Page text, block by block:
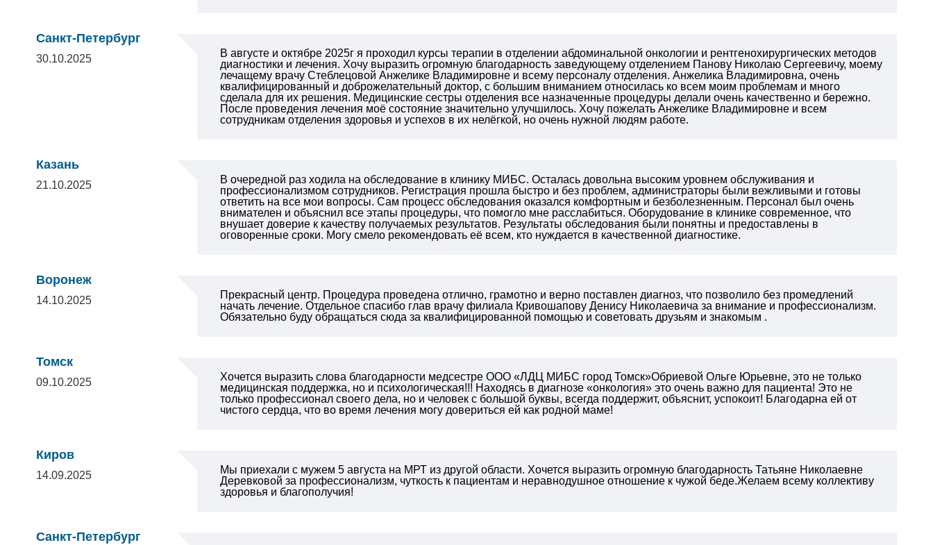
Санкт-Петербург
30.10.2025
В августе и октябре 2025г я проходил курсы терапии в отделении абдоминальной онкологии и рентгенохирургических методов
диагностики и лечения. Хочу выразить огромную благодарность заведующему отделением Панову Николаю Сергеевичу, моему
лечащему врачу Стеблецовой Анжелике Владимировне и всему персоналу отделения. Анжелика Владимировна, очень
квалифицированный и доброжелательный доктор, с большим вниманием относилась ко всем моим проблемам и много
сделала для их решения. Медицинские сестры отделения все назначенные процедуры делали очень качественно и бережно.
После проведения лечения моё состояние значительно улучшилось. Хочу пожелать Анжелике Владимировне и всем
сотрудникам отделения здоровья и успехов в их нелёгкой, но очень нужной людям работе.
Казань
21.10.2025
В очередной раз ходила на обследование в клинику МИБС. Осталась довольна высоким уровнем обслуживания и
профессионализмом сотрудников. Регистрация прошла быстро и без проблем, администраторы были вежливыми и готовы
ответить на все мои вопросы. Сам процесс обследования оказался комфортным и безболезненным. Персонал был очень
внимателен и объяснил все этапы процедуры, что помогло мне расслабиться. Оборудование в клинике современное, что
внушает доверие к качеству получаемых результатов. Результаты обследования были понятны и предоставлены в
оговоренные сроки. Могу смело рекомендовать её всем, кто нуждается в качественной диагностике.
Воронеж
14.10.2025
Прекрасный центр. Процедура проведена отлично, грамотно и верно поставлен диагноз, что позволило без промедлений
начать лечение. Отдельное спасибо глав врачу филиала Кривошапову Денису Николаевича за внимание и профессионализм.
Обязательно буду обращаться сюда за квалифицированной помощью и советовать друзьям и знакомым .
Томск
09.10.2025
Хочется выразить слова благодарности медсестре ООО «ЛДЦ МИБС город Томск»Обриевой Ольге Юрьевне, это не только
медицинская поддержка, но и психологическая!!! Находясь в диагнозе «онкология» это очень важно для пациента! Это не
только профессионал своего дела, но и человек с большой буквы, всегда поддержит, объяснит, успокоит! Благодарна ей от
чистого сердца, что во время лечения могу довериться ей как родной маме!
Киров
14.09.2025
Мы приехали с мужем 5 августа на МРТ из другой области. Хочется выразить огромную благодарность Татьяне Николаевне
Деревковой за профессионализм, чуткость к пациентам и неравнодушное отношение к чужой беде.Желаем всему коллективу
здоровья и благополучия!
Санкт-Петербург